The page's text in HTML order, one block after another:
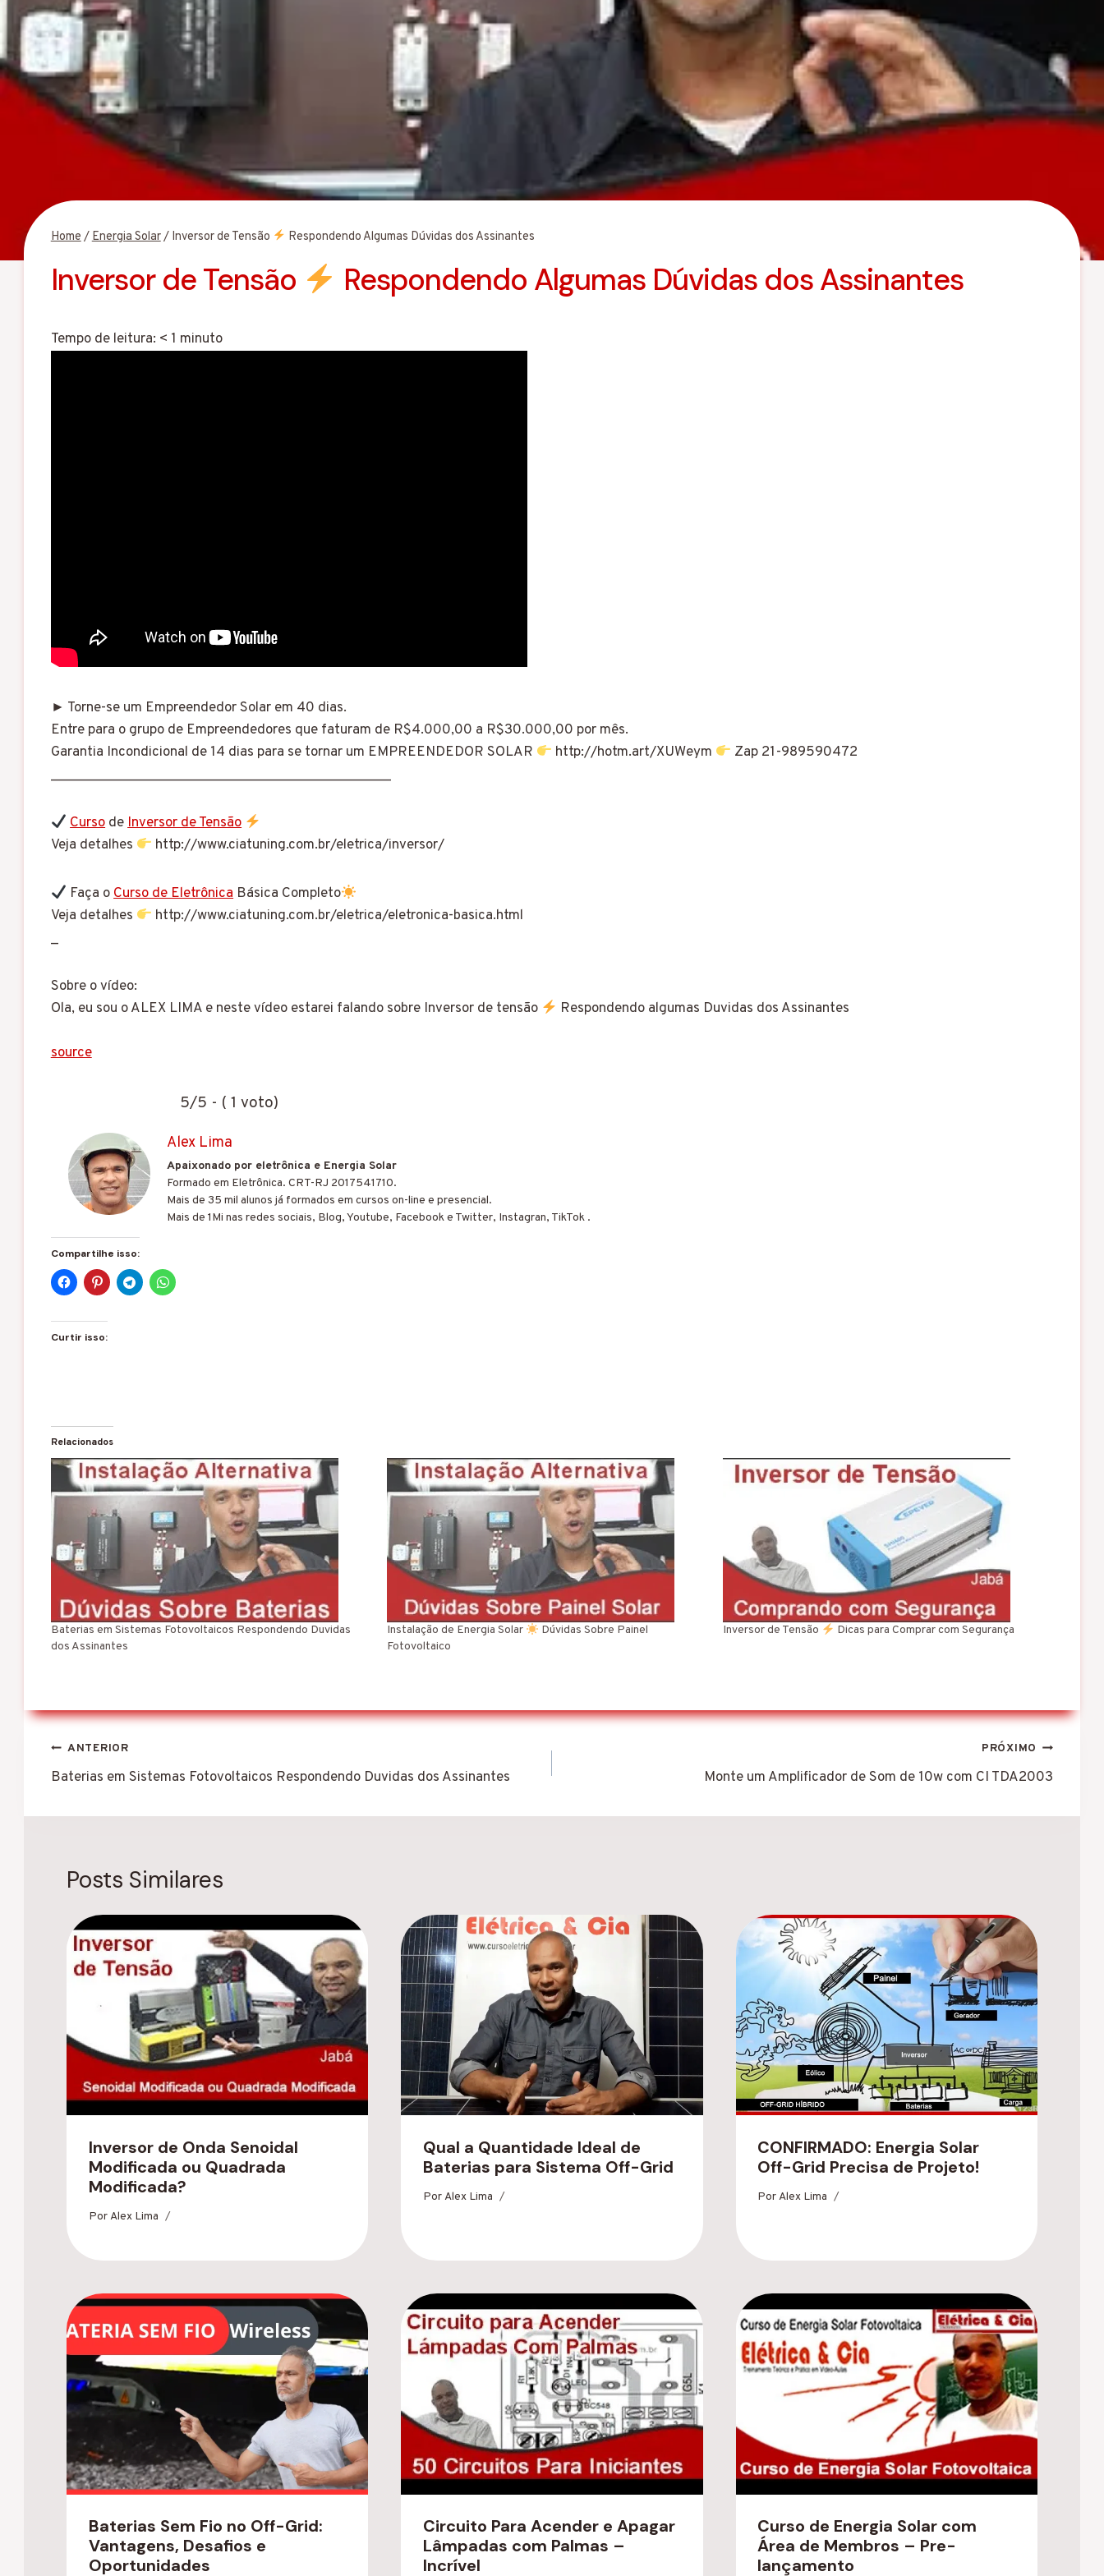
Home/Energia Solar/ Inversor de Tensão Respondendo Algumas Dúvidas dos Assinantes
Inversor de Tensão Respondendo Algumas Dúvidas dos Assinantes
Tempo de leitura: < 1 minuto
► Torne-se um Empreendedor Solar em 40 dias.
Entre para o grupo de Empreendedores que faturam de R$4.000,00 a R$30.000,00 por mês.
Garantia Incondicional de 14 dias para se tornar um EMPREENDEDOR SOLAR
http://hotm.art/XUWeym
Zap 21-989590472
CursodeInversor de Tensão
Veja detalhes
http://www.ciatuning.com.br/eletrica/inversor/
Faça oCurso de EletrônicaBásica Completo
Veja detalhes
http://www.ciatuning.com.br/eletrica/eletronica-basica.html
Sobre o vídeo:
Ola, eu sou o ALEX LIMA e neste vídeo estarei falando sobre Inversor de tensão
Respondendo algumas Duvidas dos Assinantes
source
5/5 - ( 1 voto)
Alex Lima
Apaixonado por eletrônica e Energia Solar
Formado em Eletrônica. CRT-RJ 2017541710.
Mais de 35 mil alunos já formados em cursos on-line e presencial.
Mais de 1Mi nas redes sociais, Blog, Youtube, Facebook e Twitter, Instagran, TikTok .
Compartilhe isso:
Curtir isso:
Relacionados
Baterias em Sistemas Fotovoltaicos Respondendo Duvidas
dos Assinantes
Instalação de Energia Solar
Dúvidas Sobre Painel
Fotovoltaico
Inversor de Tensão Dicas para Comprar com Segurança
Navegação
de
Post
ANTERIOR
Baterias em Sistemas Fotovoltaicos Respondendo Duvidas dos Assinantes
PRÓXIMO
Monte um Amplificador de Som de 10w com CI TDA2003
Posts Similares
Inversor de Onda Senoidal
Modificada ou Quadrada
Modificada?
PorAlex Lima
Qual a Quantidade Ideal de
Baterias para Sistema Off-Grid
PorAlex Lima
CONFIRMADO: Energia Solar
Off-Grid Precisa de Projeto!
PorAlex Lima
Baterias Sem Fio no Off-Grid:
Vantagens, Desafios e
Oportunidades
Circuito Para Acender e Apagar
Lâmpadas com Palmas –
Incrível
Curso de Energia Solar com
Área de Membros – Pre-
lançamento